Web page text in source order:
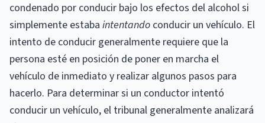
condenado por conducir bajo los efectos del alcohol si
simplemente estaba intentando conducir un vehículo. El
intento de conducir generalmente requiere que la
persona esté en posición de poner en marcha el
vehículo de inmediato y realizar algunos pasos para
hacerlo. Para determinar si un conductor intentó
conducir un vehículo, el tribunal generalmente analizará